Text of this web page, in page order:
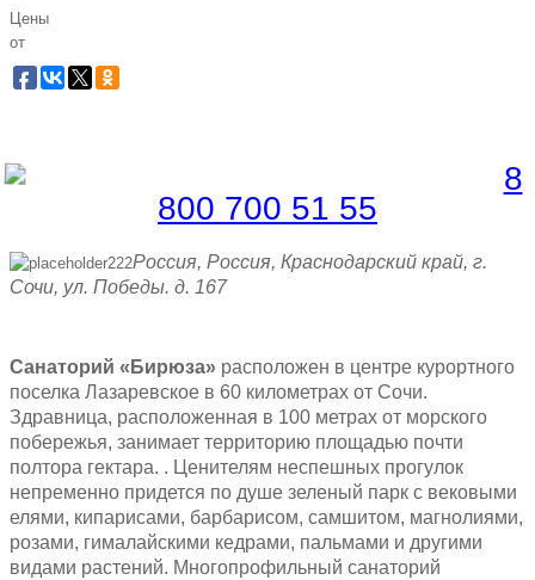
Цены
от
8
800 700 51 55
Россия, Россия, Краснодарский край, г.
Сочи, ул. Победы. д. 167
Санаторий «Бирюза» расположен в центре курортного
поселка Лазаревское в 60 километрах от Сочи.
Здравница, расположенная в 100 метрах от морского
побережья, занимает территорию площадью почти
полтора гектара. . Ценителям неспешных прогулок
непременно придется по душе зеленый парк с вековыми
елями, кипарисами, барбарисом, самшитом, магнолиями,
розами, гималайскими кедрами, пальмами и другими
видами растений. Многопрофильный санаторий